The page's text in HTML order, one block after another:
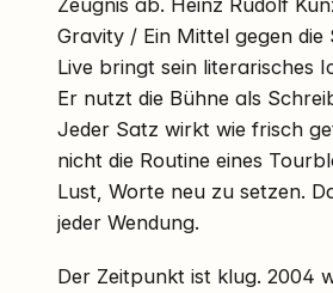
Gravity / Ein Mittel gegen die
Live bringt sein literarisches
Er nutzt die Bühne als
Jeder Satz wirkt wie frisch
nicht die Routine eines
Lust, Worte neu zu setzen.
jeder Wendung.
Der Zeitpunkt ist klug. 2004